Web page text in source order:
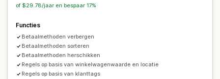
of $29.78/jaar en bespaar 17%
Functies
Betaalmethoden verbergen
Betaalmethoden sorteren
Betaalmethoden herschikken
Regels op basis van winkelwagenwaarde en locatie
Regels op basis van klanttags